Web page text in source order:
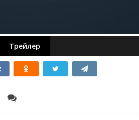
Трейлер